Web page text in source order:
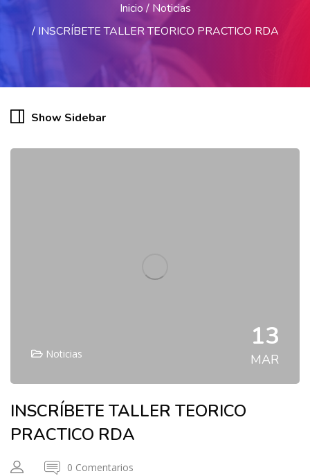
Inicio
Noticias
INSCRÍBETE TALLER TEORICO PRACTICO RDA
Show Sidebar
Noticias
13
MAR
INSCRÍBETE TALLER TEORICO
PRACTICO RDA
0 Comentarios